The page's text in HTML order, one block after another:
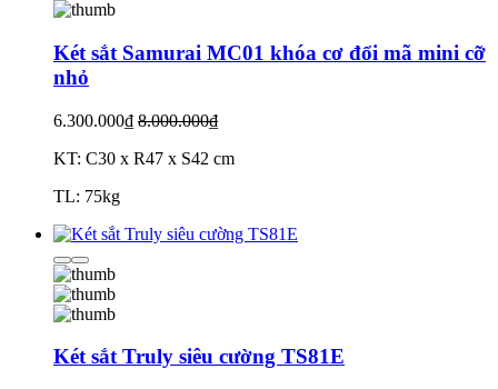
Két sắt Samurai MC01 khóa cơ đổi mã mini cỡ
nhỏ
6.300.000₫ 8.000.000₫
KT: C30 x R47 x S42 cm
TL: 75kg
Két sắt Truly siêu cường TS81E